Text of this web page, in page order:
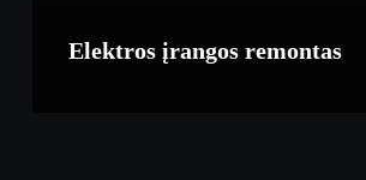
Elektros įrangos remontas